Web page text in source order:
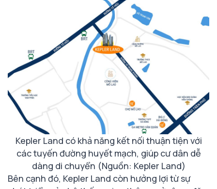
Kepler Land có khả năng kết nối thuận tiện với
các tuyến đường huyết mạch, giúp cư dân dễ
dàng di chuyển (Nguồn: Kepler Land)
Bên cạnh đó, Kepler Land còn hưởng lợi từ sự